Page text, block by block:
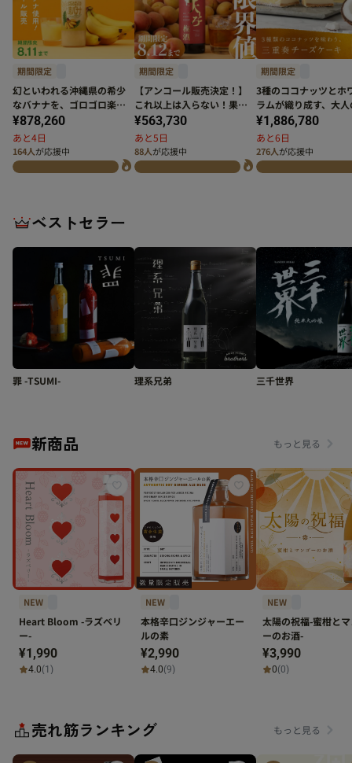
期間限定
幻といわれる沖縄県の希少
なバナナを、ゴロゴロ楽し
むバナナリキュール「はじ
めましての島バナナ」
¥878,260
あと4日
164人が応援中
期間限定
【アンコール販売決定！】
これ以上は入らない！果肉
量MAXに挑戦した「鬼大と
ろ梅酒」
¥563,730
あと5日
88人が応援中
期間限定
3種のココナッツとホ
ラムが織り成す、大
の極上デザート「贅
奏チーズケーキ -
Coconut-」
¥1,886,780
あと6日
276人が応援中
ベストセラー
罪 -TSUMI- 理系兄弟 三千世界
新商品 もっと見る
NEW
Heart Bloom -ラズベリ
ー-
¥1,990
4.0(1)
NEW
本格辛口ジンジャーエー
ルの素
¥2,990
4.0(9)
NEW
太陽の祝福-蜜柑と
ーのお酒-
¥3,990
0(0)
売れ筋ランキング もっと見る